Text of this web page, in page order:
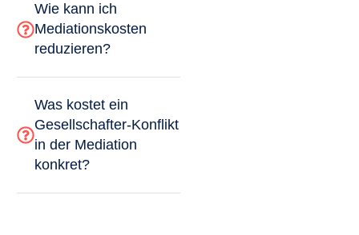
Wie kann ich
Mediationskosten
reduzieren?
Was kostet ein
Gesellschafter-Konflikt
in der Mediation
konkret?